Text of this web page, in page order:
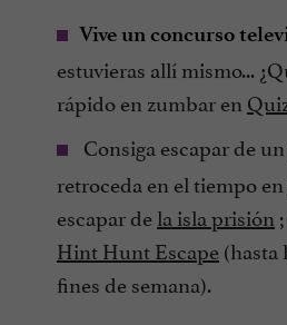
Vive un concurso
estuvieras allí mismo...
rápido en zumbar en
Consiga escapar de un
retroceda en el tiempo en
escapar dela isla prisión
Hint Hunt Escape(hasta
fines de semana).